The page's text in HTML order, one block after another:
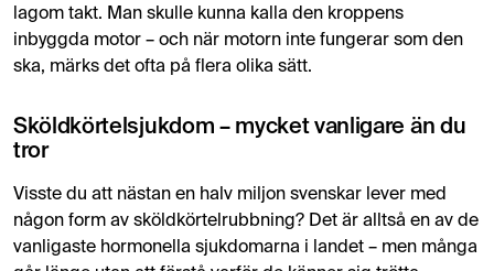
lagom takt. Man skulle kunna kalla den kroppens
inbyggda motor – och när motorn inte fungerar som den
ska, märks det ofta på flera olika sätt.
Sköldkörtelsjukdom – mycket vanligare än du
tror
Visste du att nästan en halv miljon svenskar lever med
någon form av sköldkörtelrubbning? Det är alltså en av de
vanligaste hormonella sjukdomarna i landet – men många